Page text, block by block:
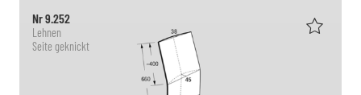
Nr 9.252
Lehnen
Seite geknickt